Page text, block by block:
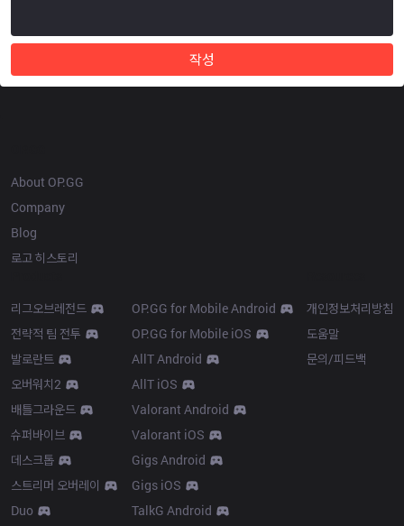
작성
About OP.GG
Company
Blog
로고 히스토리
리그오브레전드
전략적 팀 전투
발로란트
오버워치2
배틀그라운드
슈퍼바이브
데스크톱
스트리머 오버레이
Duo
OP.GG for Mobile Android
OP.GG for Mobile iOS
AllT Android
AllT iOS
Valorant Android
Valorant iOS
Gigs Android
Gigs iOS
TalkG Android
개인정보처리방침
도움말
문의/피드백